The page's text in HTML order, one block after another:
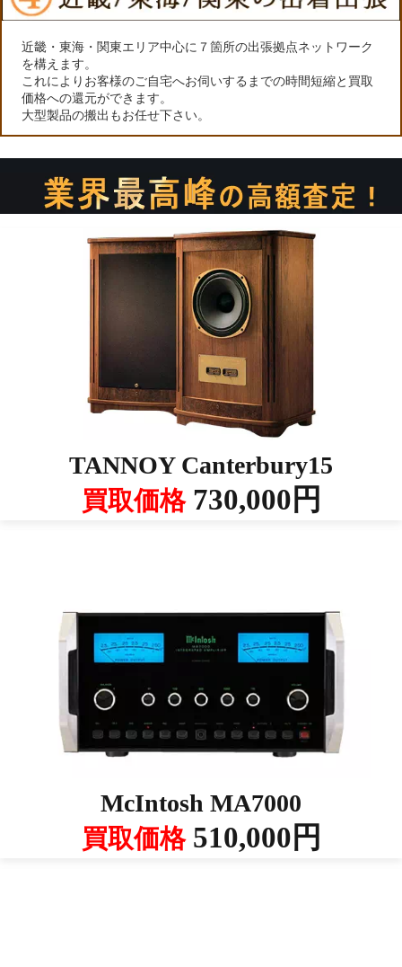
近畿・東海・関東エリア中心に７箇所の出張拠点ネットワーク
を構えます。
これによりお客様のご自宅へお伺いするまでの時間短縮と買取
価格への還元ができます。
大型製品の搬出もお任せ下さい。
TANNOY Canterbury15
買取価格730,000円
McIntosh MA7000
買取価格510,000円